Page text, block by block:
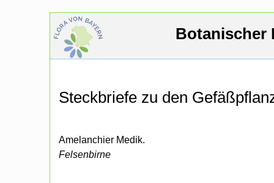
Botanischer
Steckbriefe zu den
Amelanchier Medik.
Felsenbirne